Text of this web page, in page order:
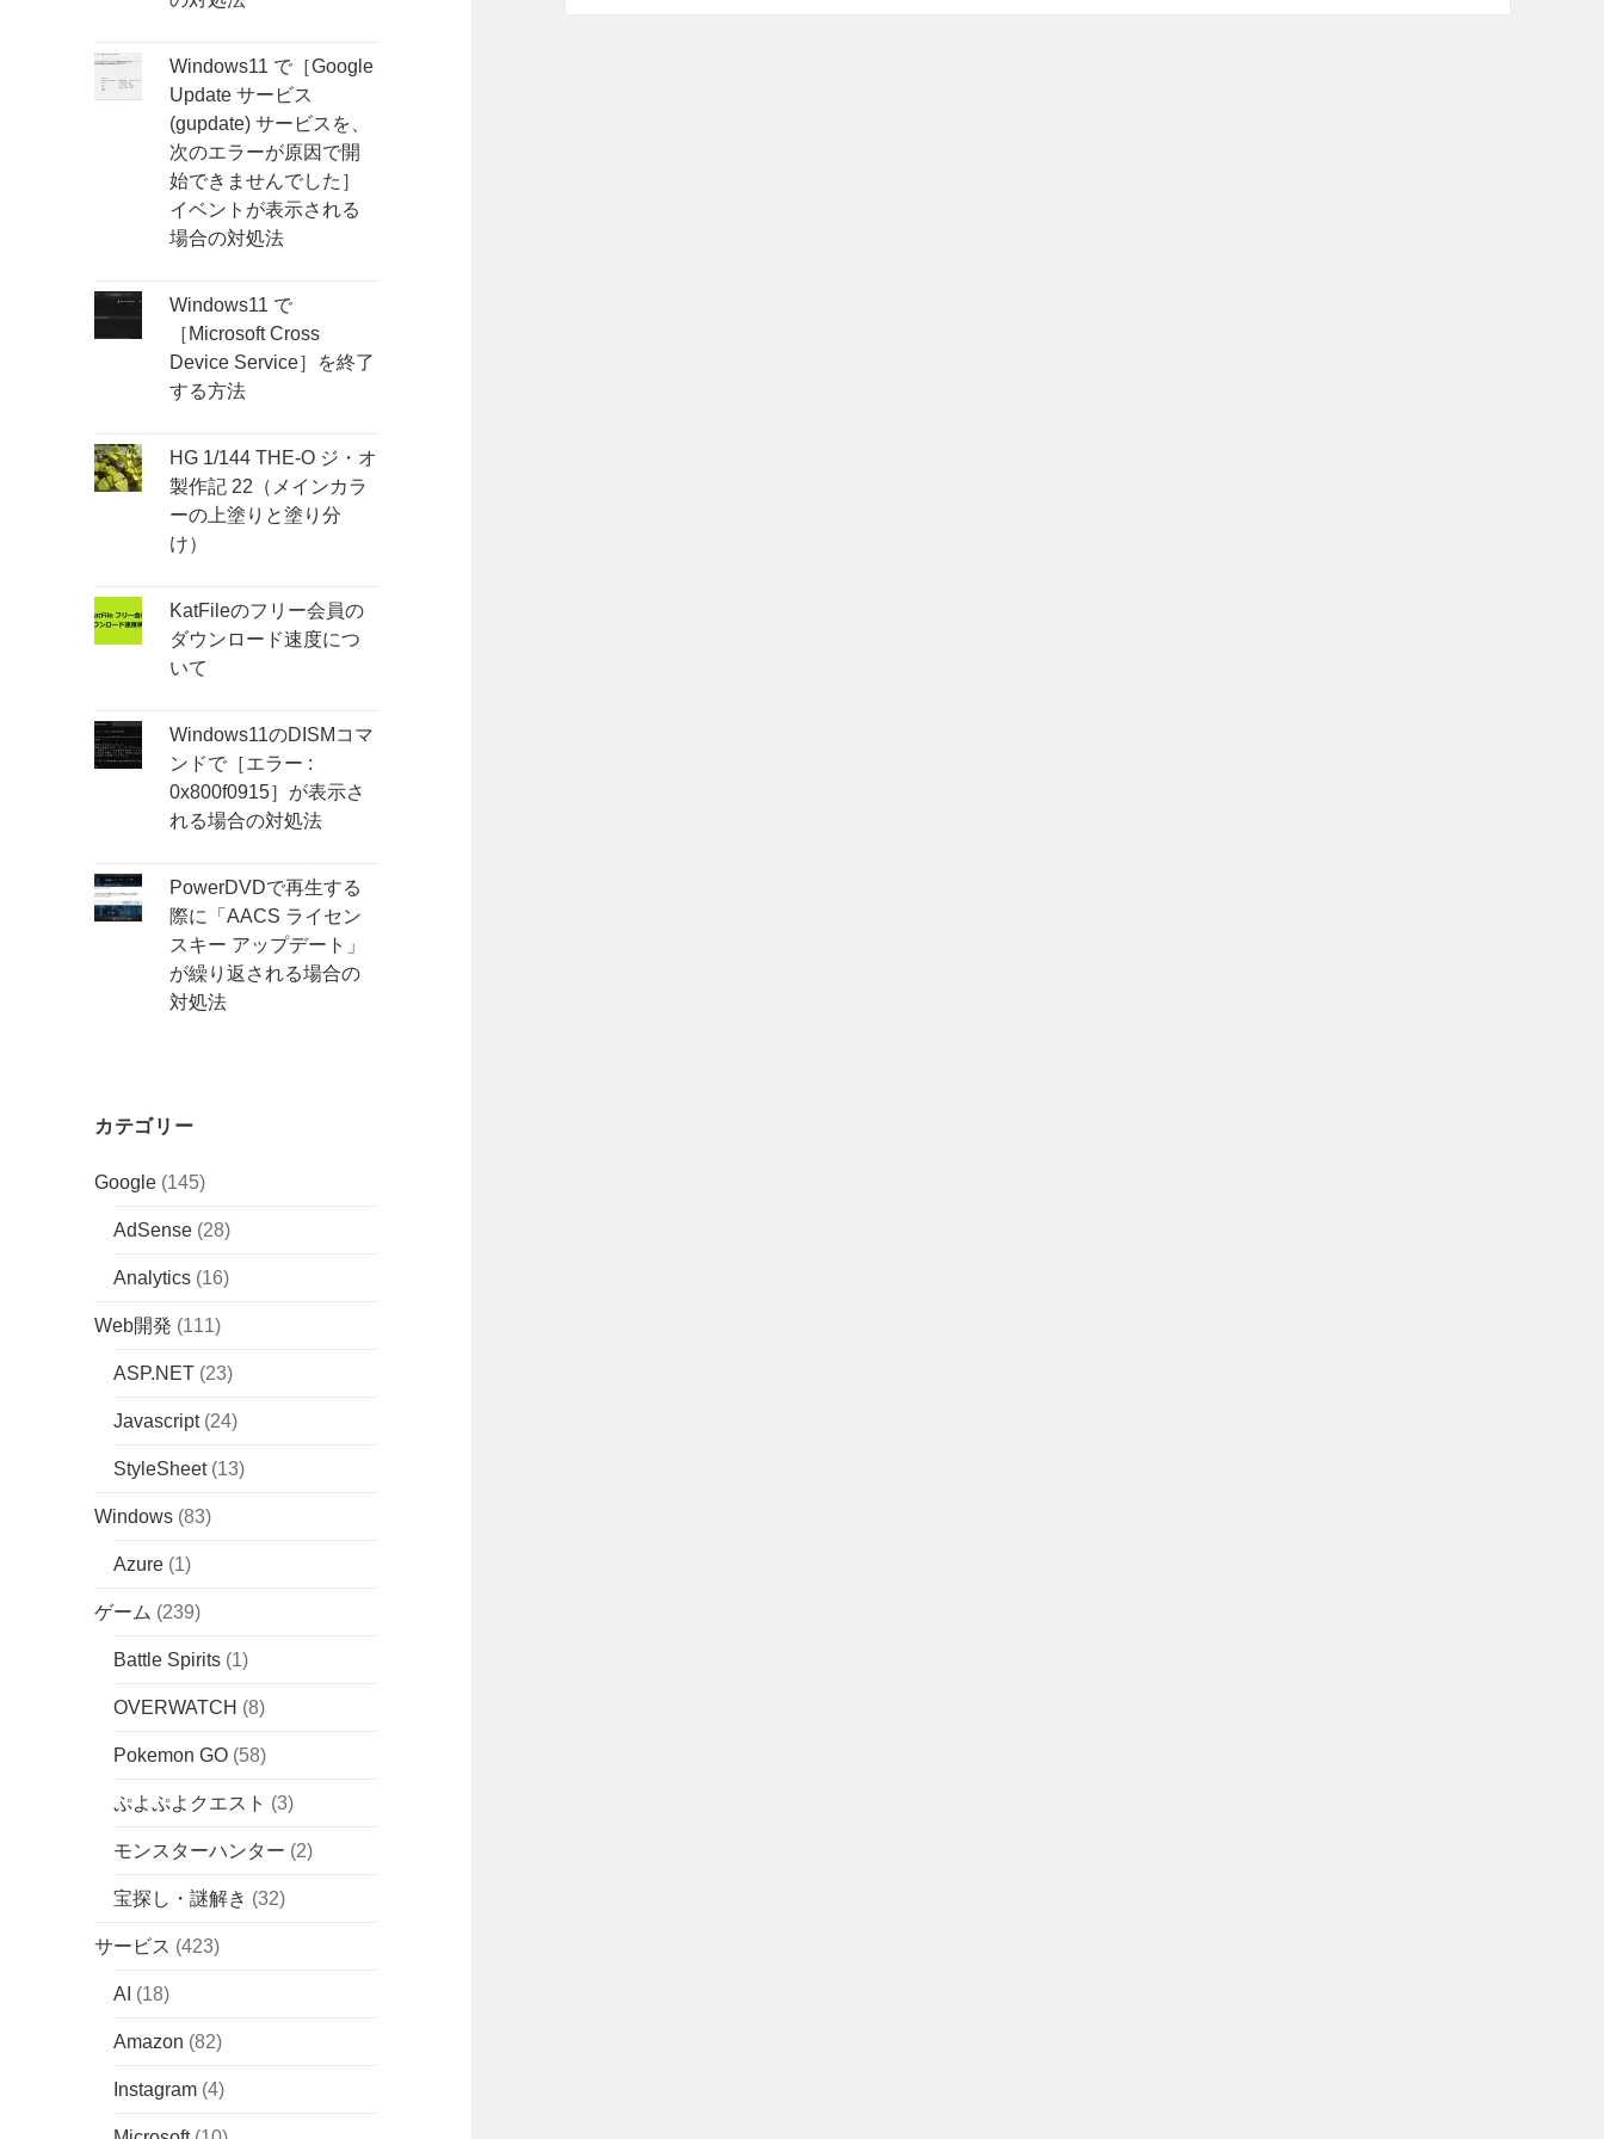
Windows11 で［Google
Update サービス
(gupdate) サービスを、
次のエラーが原因で開
始できませんでした］
イベントが表示される
場合の対処法
Windows11 で
［Microsoft Cross
Device Service］を終了
する方法
HG 1/144 THE-O ジ・オ
製作記 22（メインカラ
ーの上塗りと塗り分
け）
KatFileのフリー会員の
ダウンロード速度につ
いて
Windows11のDISMコマ
ンドで［エラー :
0x800f0915］が表示さ
れる場合の対処法
PowerDVDで再生する
際に「AACS ライセン
スキー アップデート」
が繰り返される場合の
対処法
カテゴリー
Google (145)
AdSense (28)
Analytics (16)
Web開発 (111)
ASP.NET (23)
Javascript(24)
StyleSheet(13)
Windows (83)
Azure (1)
ゲーム (239)
Battle Spirits (1)
OVERWATCH (8)
Pokemon GO (58)
ぷよぷよクエスト (3)
モンスターハンター (2)
宝探し・謎解き (32)
サービス (423)
AI (18)
Amazon (82)
Instagram (4)